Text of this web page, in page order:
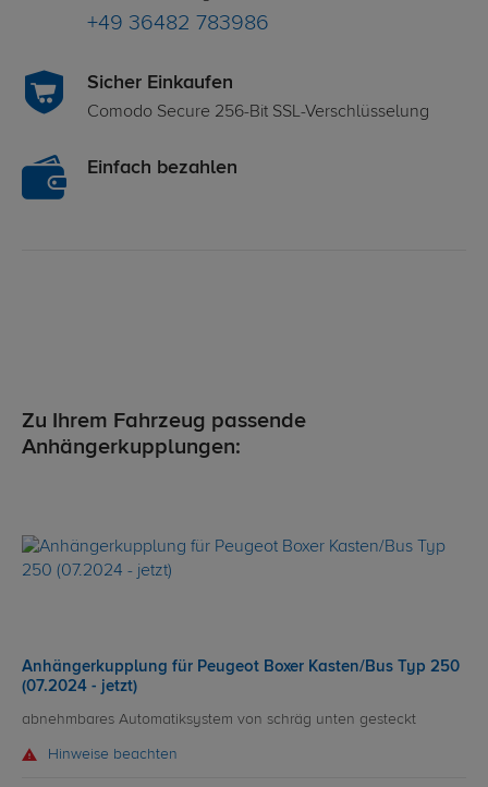
+49 36482 783986
Sicher Einkaufen
Comodo Secure 256-Bit SSL-Verschlüsselung
Einfach bezahlen
Zu Ihrem Fahrzeug passende
Anhängerkupplungen:
Anhängerkupplung für Peugeot Boxer Kasten/Bus Typ 250
(07.2024 - jetzt)
abnehmbares Automatiksystem von schräg unten gesteckt
Hinweise beachten